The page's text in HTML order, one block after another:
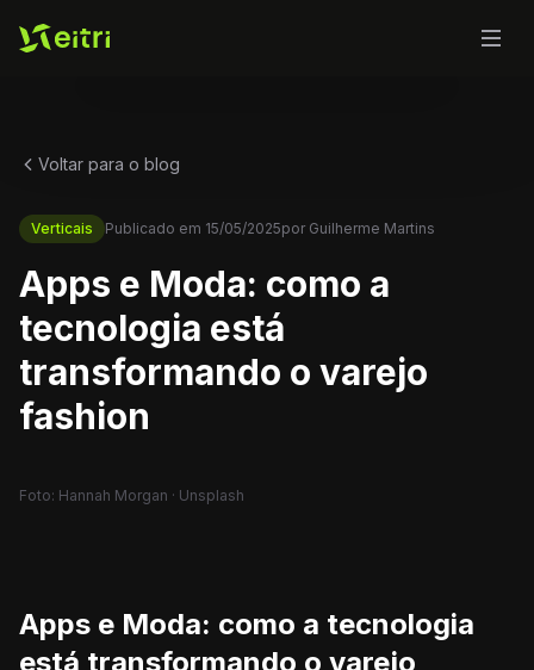
Voltar para o blog
Verticais Publicado em 15/05/2025por Guilherme Martins
Apps e Moda: como a
tecnologia está
transformando o varejo
fashion
Foto: Hannah Morgan · Unsplash
Apps e Moda: como a tecnologia
está transformando o varejo